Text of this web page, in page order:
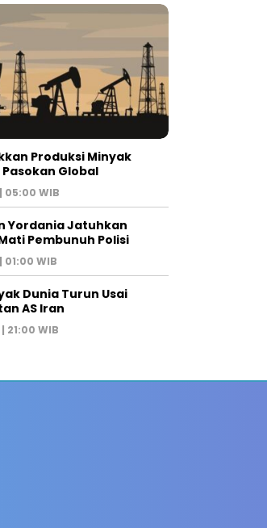
Produksi Minyak
Global
05:00 WIB
Yordania Jatuhkan
Pembunuh Polisi
01:00 WIB
Dunia Turun Usai
AS Iran
21:00 WIB